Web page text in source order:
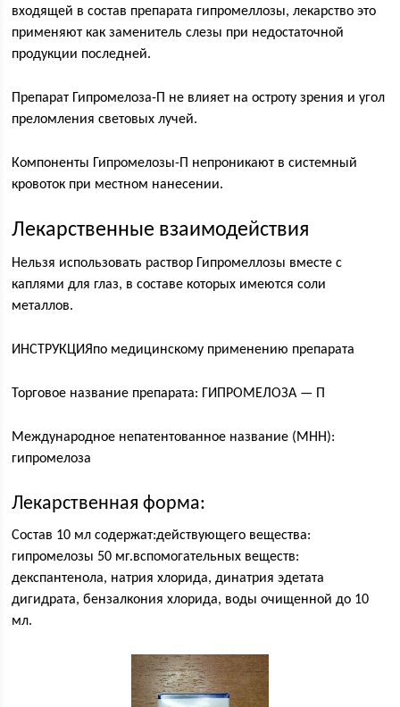
входящей в состав препарата гипромеллозы, лекарство это
применяют как заменитель слезы при недостаточной
продукции последней.
Препарат Гипромелоза-П не влияет на остроту зрения и угол
преломления световых лучей.
Компоненты Гипромелозы-П непроникают в системный
кровоток при местном нанесении.
Лекарственные взаимодействия
Нельзя использовать раствор Гипромеллозы вместе с
каплями для глаз, в составе которых имеются соли
металлов.
ИНСТРУКЦИЯпо медицинскому применению препарата
Торговое название препарата: ГИПРОМЕЛОЗА — П
Международное непатентованное название (МНН):
гипромелоза
Лекарственная форма:
Состав 10 мл содержат:действующего вещества:
гипромелозы 50 мг.вспомогательных веществ:
декспантенола, натрия хлорида, динатрия эдетата
дигидрата, бензалкония хлорида, воды очищенной до 10
мл.